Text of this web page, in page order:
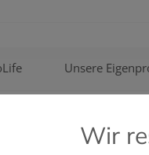
Unsere
Wir